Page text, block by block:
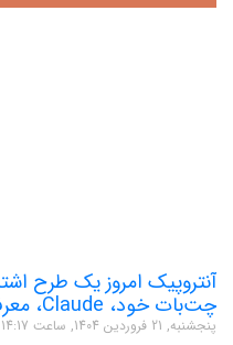
چت‌بات خود، Claude، معرفی کرد
پنجشنبه, 21 فروردین 1404, ساعت 14:17